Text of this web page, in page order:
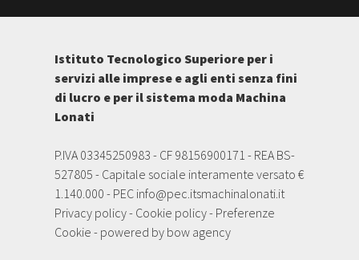
Istituto Tecnologico Superiore per i
servizi alle imprese e agli enti senza fini
di lucro e per il sistema moda Machina
Lonati
P.IVA 03345250983 - CF 98156900171 - REA BS-
527805 - Capitale sociale interamente versato €
1.140.000 - PEC info@pec.itsmachinalonati.it
Privacy policy- Cookie policy- Preferenze
Cookie - powered by bow agency